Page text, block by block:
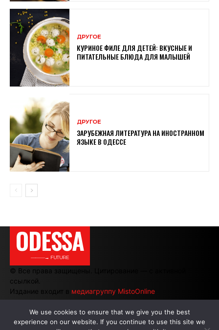
ДРУГОЕ
КУРИНОЕ ФИЛЕ ДЛЯ ДЕТЕЙ: ВКУСНЫЕ И
ПИТАТЕЛЬНЫЕ БЛЮДА ДЛЯ МАЛЫШЕЙ
ДРУГОЕ
ЗАРУБЕЖНАЯ ЛИТЕРАТУРА НА ИНОСТРАННОМ
ЯЗЫКЕ В ОДЕССЕ
ODESSA
———→ FUTURE
© Все права защищены. Цитирование — с активной
ссылкой.
Издание входит в медиагруппу MistoOnline
АВТОРЫ | РЕКЛАМА НА САЙТЕ
We use cookies to ensure that we give you the best
experience on our website. If you continue to use this site we